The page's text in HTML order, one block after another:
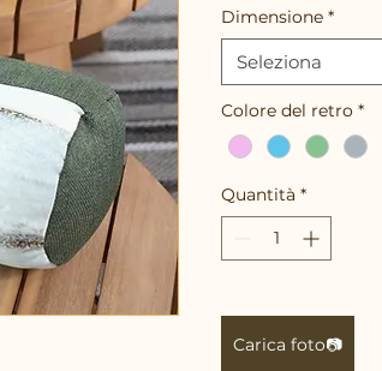
Dimensione *
Seleziona
Colore del retro *
Quantità *
Carica foto📷